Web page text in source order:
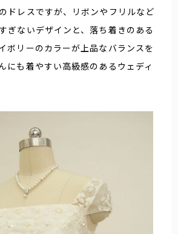
ドレスですが、リボンやフリルなど
ぎないデザインと、落ち着きのある
ボリーのカラーが上品なバランスを
にも着やすい高級感のあるウェディ